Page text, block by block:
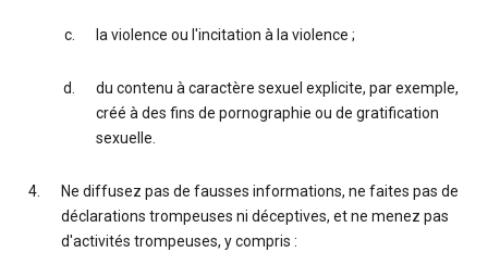
la violence ou l'incitation à la violence ;
du contenu à caractère sexuel explicite, par exemple,
créé à des fins de pornographie ou de gratification
sexuelle.
Ne diffusez pas de fausses informations, ne faites pas de
déclarations trompeuses ni déceptives, et ne menez pas
d'activités trompeuses, y compris :